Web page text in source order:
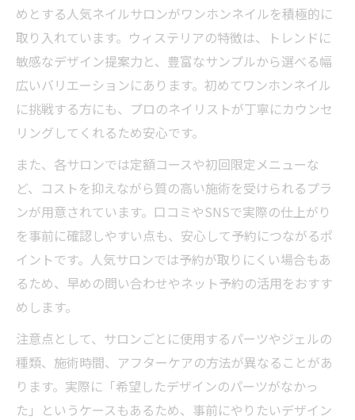
ワンホンネイルの持続力を高める秘訣
日常ケアで美しい爪を保つ方法
フィルイン対応サロンのメリット解説
予約時に知っておきたい注意点まとめ
長さ出しやオフ無料の活用術
めとする人気ネイルサロンがワンホンネイルを積極的に
取り入れています。ウィステリアの特徴は、トレンドに
敏感なデザイン提案力と、豊富なサンプルから選べる幅
広いバリエーションにあります。初めてワンホンネイル
に挑戦する方にも、プロのネイリストが丁寧にカウンセ
リングしてくれるため安心です。
また、各サロンでは定額コースや初回限定メニューな
ど、コストを抑えながら質の高い施術を受けられるプラ
ンが用意されています。口コミやSNSで実際の仕上がり
を事前に確認しやすい点も、安心して予約につながるポ
イントです。人気サロンでは予約が取りにくい場合もあ
るため、早めの問い合わせやネット予約の活用をおすす
めします。
注意点として、サロンごとに使用するパーツやジェルの
種類、施術時間、アフターケアの方法が異なることがあ
ります。実際に「希望したデザインのパーツがなかっ
た」というケースもあるため、事前にやりたいデザイン